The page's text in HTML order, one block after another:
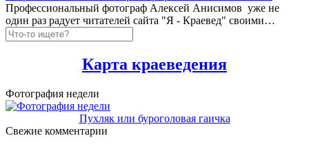
Профессиональный фотограф Алексей Анисимов уже не
один раз радует читателей сайта "Я - Краевед" своими…
Карта краеведения
Фотография недели
Пухляк или буроголовая гаичка
Свежие комментарии